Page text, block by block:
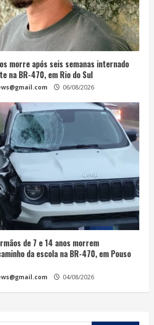
morre após seis semanas internado
na BR-470, em Rio do Sul
06/08/2026
de 7 e 14 anos morrem
da escola na BR-470, em Pouso
04/08/2026